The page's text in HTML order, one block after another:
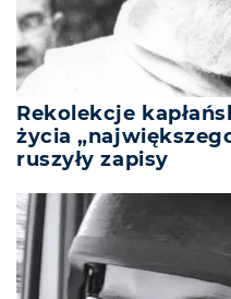
Rekolekcje
życia
ruszyły zapisy